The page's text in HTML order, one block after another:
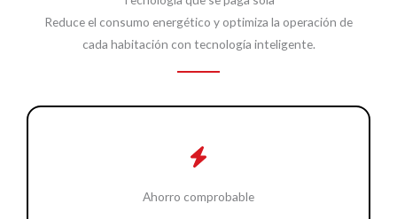
Reduce el consumo energético y optimiza la operación de
cada habitación con tecnología inteligente.
Ahorro comprobable